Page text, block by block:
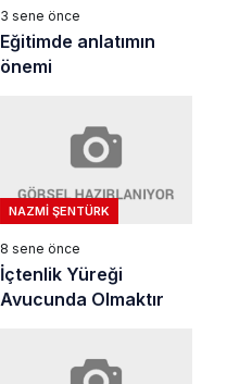
3 sene önce
Eğitimde anlatımın
önemi
NAZMI ŞENTÜRK
8 sene önce
İçtenlik Yüreği
Avucunda Olmaktır